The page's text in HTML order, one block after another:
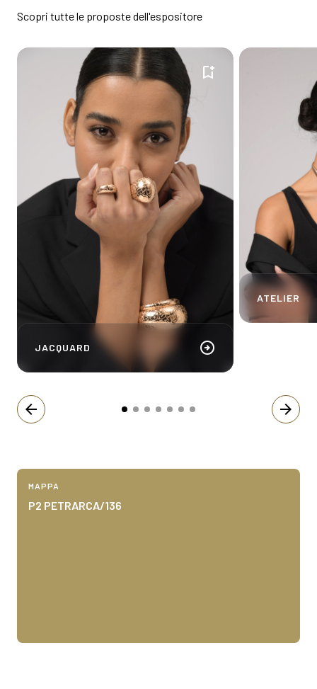
Scopri tutte le proposte dell'espositore
bookmark_add
JACQUARD arrow_circle_right
ATELIER
arrow_back arrow_forward
MAPPA
P2 PETRARCA/136